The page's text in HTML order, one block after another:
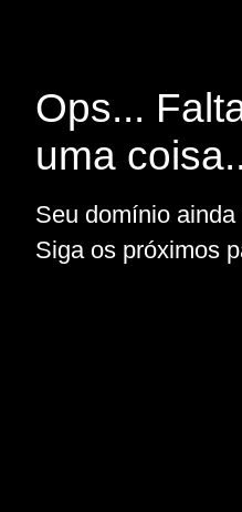
Ops...
uma
Seu domínio
Siga os próximos